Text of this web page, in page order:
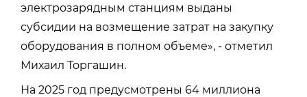
электрозарядным станциям выданы
субсидии на возмещение затрат на закупку
оборудования в полном объеме», - отметил
Михаил Торгашин.
На 2025 год предусмотрены 64 миллиона